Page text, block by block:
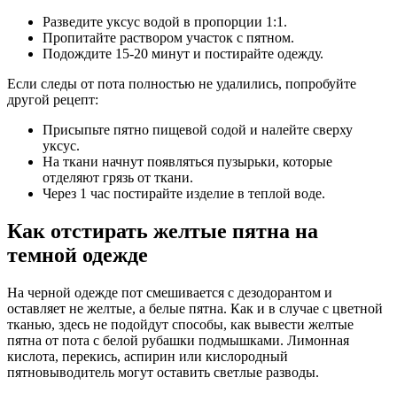
Разведите уксус водой в пропорции 1:1.
Пропитайте раствором участок с пятном.
Подождите 15-20 минут и постирайте одежду.
Если следы от пота полностью не удалились, попробуйте
другой рецепт:
Присыпьте пятно пищевой содой и налейте сверху
уксус.
На ткани начнут появляться пузырьки, которые
отделяют грязь от ткани.
Через 1 час постирайте изделие в теплой воде.
Как отстирать желтые пятна на
темной одежде
На черной одежде пот смешивается с дезодорантом и
оставляет не желтые, а белые пятна. Как и в случае с цветной
тканью, здесь не подойдут способы, как вывести желтые
пятна от пота с белой рубашки подмышками. Лимонная
кислота, перекись, аспирин или кислородный
пятновыводитель могут оставить светлые разводы.